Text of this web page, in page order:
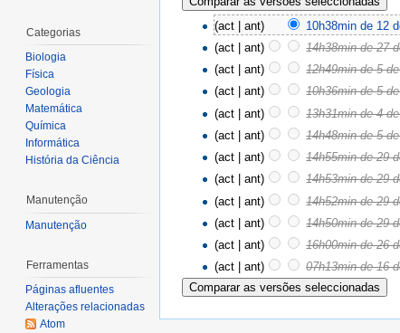
(act | ant) 10h38min de 12
(act | ant)
14h38min de 27
(act | ant)
12h49min de 5
(act | ant)
10h36min de 5
(act | ant)
13h31min de 4
(act | ant)
14h48min de 5
(act | ant)
14h55min de 29
(act | ant)
14h53min de 29
(act | ant)
14h52min de 29
(act | ant)
14h50min de 29
(act | ant)
16h00min de 26
(act | ant)
07h13min de 16
Categorias
Biologia
Física
Geologia
Matemática
Química
Informática
História da Ciência
Manutenção
Manutenção
Ferramentas
Páginas afluentes
Alterações relacionadas
Atom